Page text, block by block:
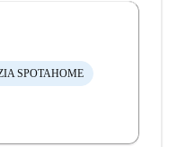
SPOTAHOME